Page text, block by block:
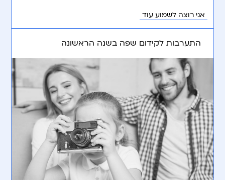
אני רוצה לשמוע עוד
התערבות לקידום שפה בשנה הראשונה